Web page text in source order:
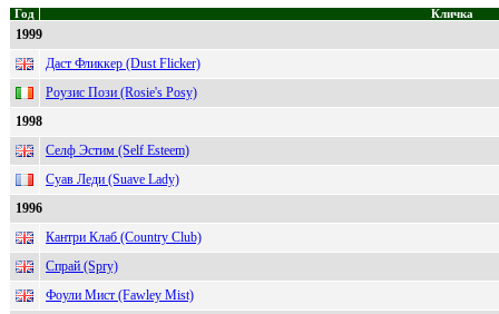
Год Кличка
1999
Даст Фликкер (Dust Flicker)
Роузис Пози (Rosie's Posy)
1998
Селф Эстим (Self Esteem)
Суав Леди (Suave Lady)
1996
Кантри Клаб (Country Club)
Спрай (Spry)
Фоули Мист (Fawley Mist)